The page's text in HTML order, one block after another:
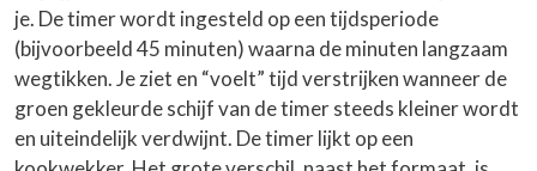
je. De timer wordt ingesteld op een tijdsperiode
(bijvoorbeeld 45 minuten) waarna de minuten langzaam
wegtikken. Je ziet en “voelt” tijd verstrijken wanneer de
groen gekleurde schijf van de timer steeds kleiner wordt
en uiteindelijk verdwijnt. De timer lijkt op een